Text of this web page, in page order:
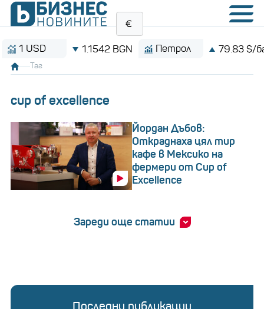
1.1542 BGN Петрол 79.83 $/барел
Таг
cup of excellence
Йордан Дъбов:
Откраднаха цял тир
кафе в Мексико на
фермери от Cup of
Excellence
Зареди още статии